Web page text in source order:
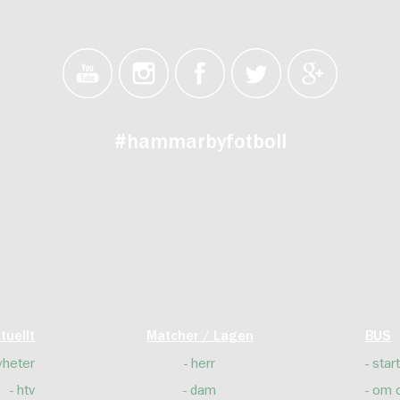
#hammarbyfotboll
htv
Matcher / Lagen
herr
dam
BUS
start
om